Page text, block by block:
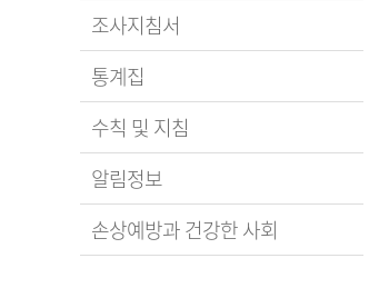
조사지침서
통계집
수칙 및 지침
알림정보
손상예방과 건강한 사회